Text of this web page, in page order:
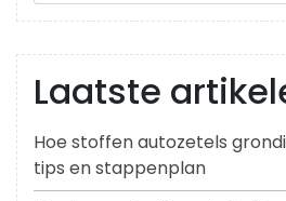
Laatste
Hoe stoffen autozetels
tips en stappenplan